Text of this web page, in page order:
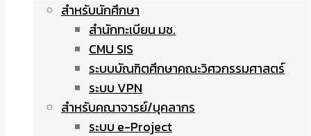
สำหรับนักศึกษา
สำนักทะเบียน มช.
CMU SIS
ระบบบัณฑิตศึกษาคณะวิศวกรรมศาสตร์
ระบบ VPN
สำหรับคณาจารย์/บุคลากร
ระบบ e-Project